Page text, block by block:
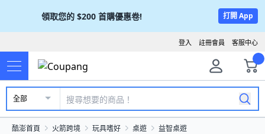
領取您的 $200 首購優惠卷! 打開 App
客服中心
註冊會員
登入
全部
酷澎首頁 火箭跨境 玩具嗜好 桌遊 益智桌遊